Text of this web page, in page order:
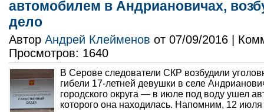
автомобилем в Андриановичах,
дело
Автор Андрей Клейменов от 07/09/2016 |
Просмотров: 1640
В Серове следователи СКР возбудили
гибели 17-летней девушки в селе
городского округа — в июле под воду ушел
которого она находилась. Напомним, 12